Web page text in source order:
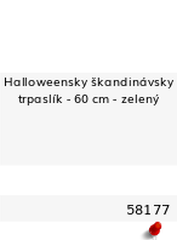
Halloweensky škandinávsky
trpaslík - 60 cm - zelený
58177